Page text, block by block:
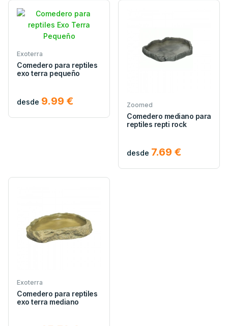
Exoterra
Comedero para reptiles
exo terra pequeño
desde 9.99 € Zoomed
Comedero mediano para
reptiles repti rock
desde 7.69 €
Exoterra
Comedero para reptiles
exo terra mediano